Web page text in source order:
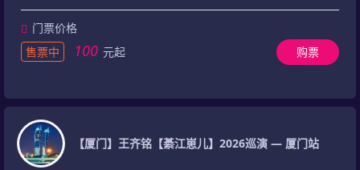
门票价格
售票中
100 元起 购票
【厦门】王齐铭【綦江崽儿】2026巡演 — 厦门站